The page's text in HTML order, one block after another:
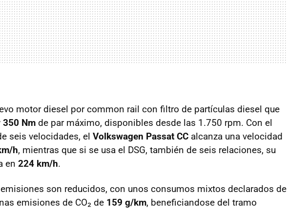
motor diesel por common rail con filtro de partículas diesel que
350 Nm de par máximo, disponibles desde las 1.750 rpm. Con el
seis velocidades, el Volkswagen Passat CC alcanza una velocidad
h, mientras que si se usa el DSG, también de seis relaciones, su
en 224 km/h.
son reducidos, con unos consumos mixtos declarados de
emisiones de CO₂ de 159 g/km, beneficiandose del tramo